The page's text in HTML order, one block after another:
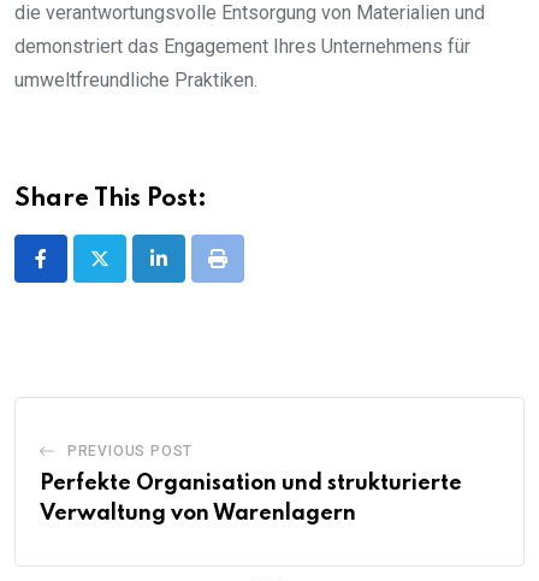
die verantwortungsvolle Entsorgung von Materialien und
demonstriert das Engagement Ihres Unternehmens für
umweltfreundliche Praktiken.
Share This Post:
LinkedInPrint
PREVIOUS POST
Perfekte Organisation und strukturierte
Verwaltung von Warenlagern